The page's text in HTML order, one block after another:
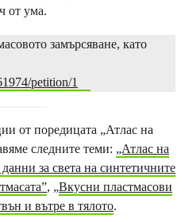
от ума.
замърсяване, като
petition/1
от поредицата „Атлас на
следните теми: „Атлас на
за света на синтетичните
, „Вкусни пластмасови
и вътре в тялото.